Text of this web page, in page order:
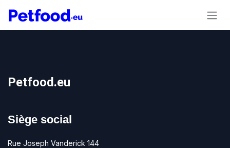
Petfood.eu
Siège social
Rue Joseph Vanderick 144